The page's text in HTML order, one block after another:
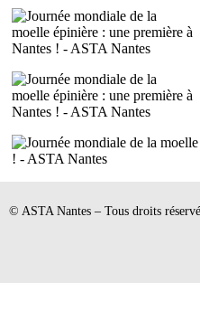
© ASTA Nantes – Tous droits